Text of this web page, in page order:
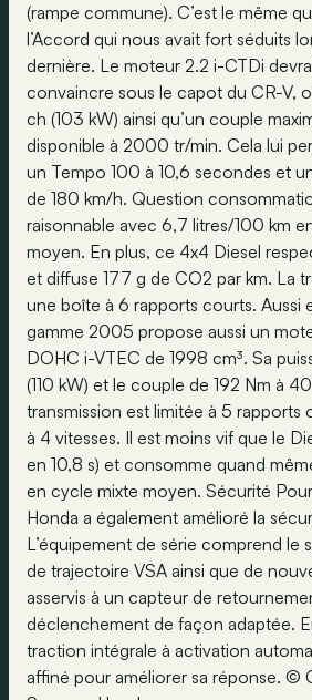
(rampe commune). C’est le même
l’Accord qui nous avait fort séduits
dernière. Le moteur 2.2 i-CTDi
convaincre sous le capot du CR-V,
ch (103 kW) ainsi qu’un couple
disponible à 2000 tr/min. Cela lui
un Tempo 100 à 10,6 secondes et
de 180 km/h. Question
raisonnable avec 6,7 litres/100 km
moyen. En plus, ce 4x4 Diesel
et diffuse 177 g de CO2 par km. La
une boîte à 6 rapports courts. Aussi
gamme 2005 propose aussi un
DOHC i-VTEC de 1998 cm³. Sa
(110 kW) et le couple de 192 Nm à
transmission est limitée à 5 rapports
à 4 vitesses. Il est moins vif que le
en 10,8 s) et consomme quand
en cycle mixte moyen. Sécurité
Honda a également amélioré la
L’équipement de série comprend le
de trajectoire VSA ainsi que de
asservis à un capteur de
déclenchement de façon adaptée.
traction intégrale à activation
affiné pour améliorer sa réponse. ©